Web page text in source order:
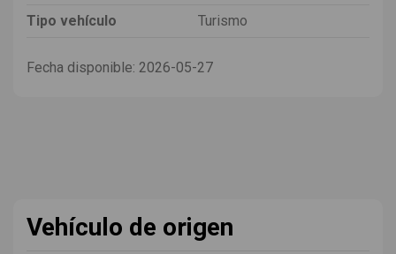
Tipo vehículo Turismo
Fecha disponible: 2026-05-27
Vehículo de origen